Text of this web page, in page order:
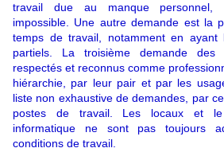
travail due au manque personnel,
impossible. Une autre demande est la
temps de travail, notamment en ayant
partiels. La troisième demande des
respectés et reconnus comme
hiérarchie, par leur pair et par les
liste non exhaustive de demandes, par
postes de travail. Les locaux et le
informatique ne sont pas toujours
conditions de travail.